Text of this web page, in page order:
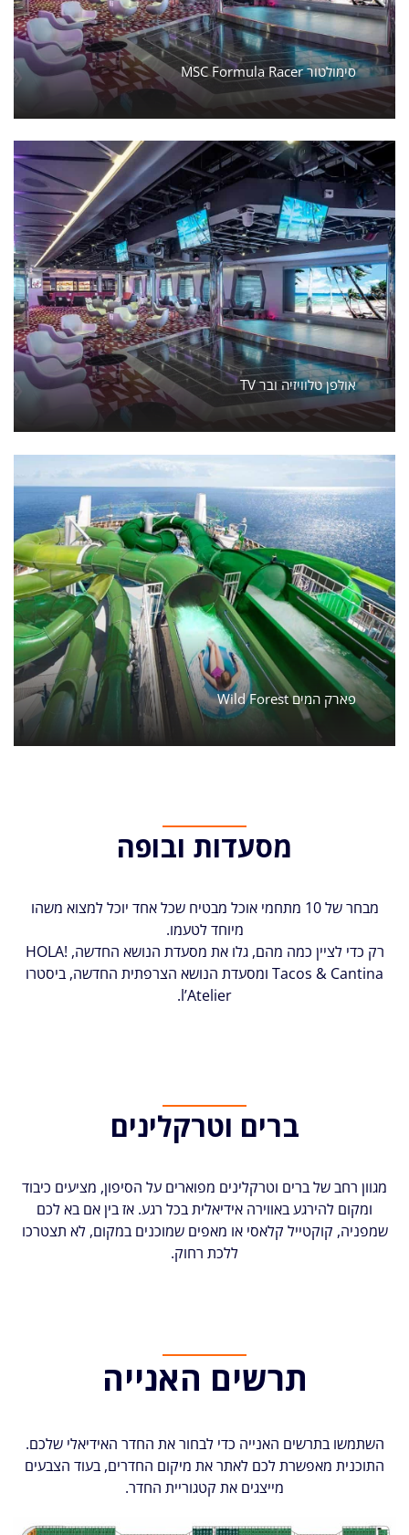
MSC Formula Racer סימולטור
TV אולפן טלוויזיה ובר
Wild Forest פארק המים
מסעדות ובופה
מבחר של 10 מתחמי אוכל מבטיח שכל אחד יוכל למצוא משהו
מיוחד לטעמו.
רק כדי לציין כמה מהם, גלו את מסעדת הנושא החדשה, HOLA!
Tacos & Cantina ומסעדת הנושא הצרפתית החדשה, ביסטרו
l’Atelier.
ברים וטרקלינים
מגוון רחב של ברים וטרקלינים מפוארים על הסיפון, מציעים כיבוד
ומקום להירגע באווירה אידיאלית בכל רגע. אז בין אם בא לכם
שמפניה, קוקטייל קלאסי או מאפים שמוכנים במקום, לא תצטרכו
ללכת רחוק.
תרשים האנייה
השתמשו בתרשים האנייה כדי לבחור את החדר האידיאלי שלכם.
התוכנית מאפשרת לכם לאתר את מיקום החדרים, בעוד הצבעים
מייצגים את קטגוריית החדר.